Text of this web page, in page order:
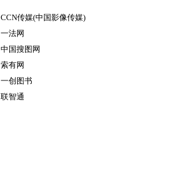
CCN传媒(中国影像传媒)
一法网
中国搜图网
索有网
一创图书
联智通